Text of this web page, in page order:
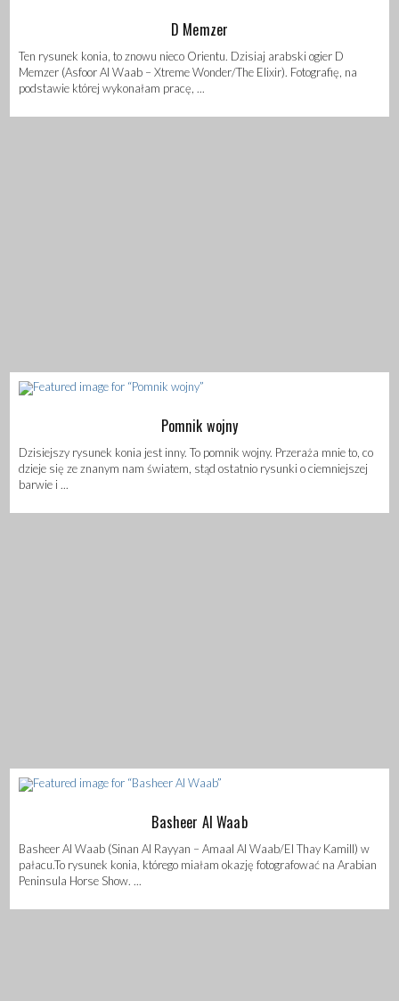
D Memzer
Ten rysunek konia, to znowu nieco Orientu. Dzisiaj arabski ogier D
Memzer (Asfoor Al Waab – Xtreme Wonder/The Elixir). Fotografię, na
podstawie której wykonałam pracę, ...
Pomnik wojny
Dzisiejszy rysunek konia jest inny. To pomnik wojny. Przeraża mnie to, co
dzieje się ze znanym nam światem, stąd ostatnio rysunki o ciemniejszej
barwie i ...
Basheer Al Waab
Basheer Al Waab (Sinan Al Rayyan – Amaal Al Waab/El Thay Kamill) w
pałacu.To rysunek konia, którego miałam okazję fotografować na Arabian
Peninsula Horse Show. ...